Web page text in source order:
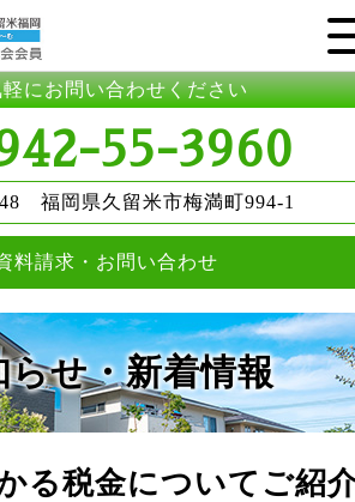
にお問い合わせください
55-3960
福岡県久留米市梅満町994-1
料請求・お問い合わせ
らせ・新着情報
る税金についてご紹